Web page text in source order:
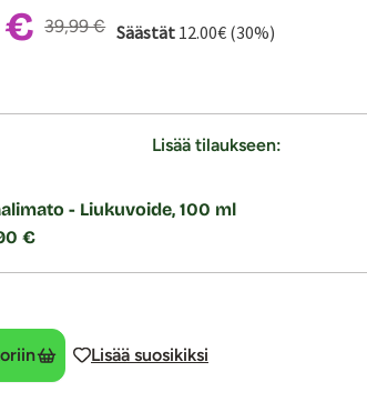
€ Normaalihinta:
39,99 € Säästät 12.00€ (30%)
Lisää tilaukseen:
- Liukuvoide, 100 ml
€
Lisää suosikiksi